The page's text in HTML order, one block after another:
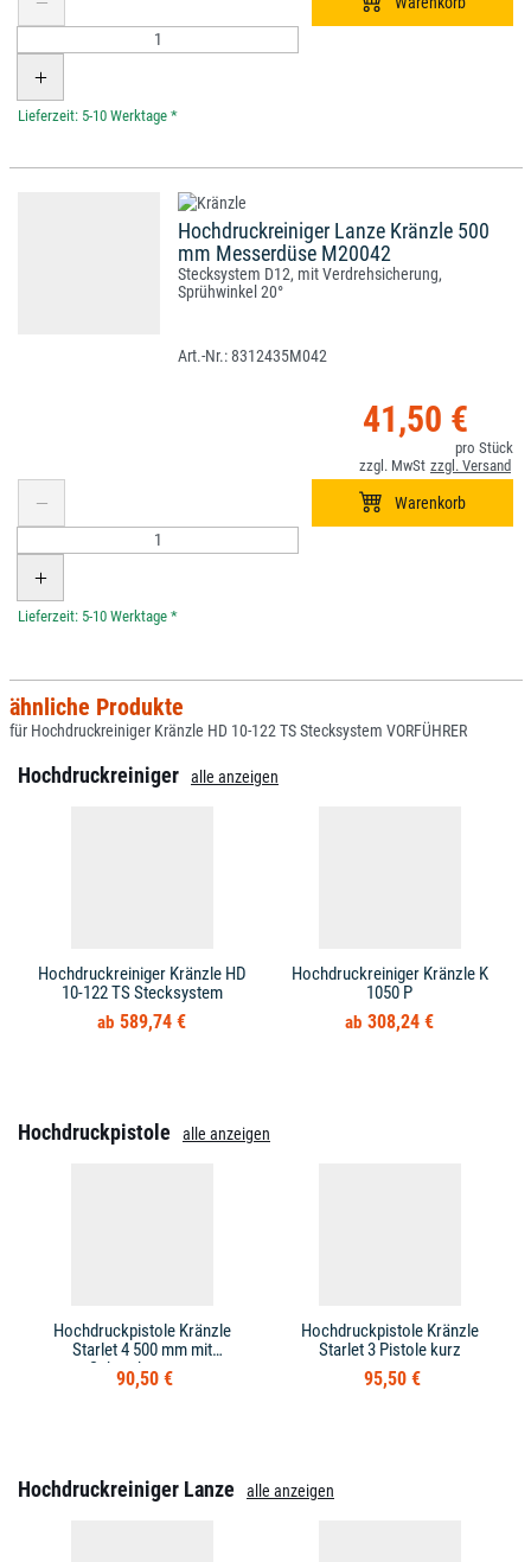
*
Hochdruckreiniger Lanze Kränzle 500
mm Messerdüse M20042
Stecksystem D12, mit Verdrehsicherung,
Sprühwinkel 20°
8312435M042
41,50 €
*
ähnliche Produkte
für Hochdruckreiniger Kränzle HD 10-122 TS Stecksystem VORFÜHRER
Hochdruckreiniger alle anzeigen
Hochdruckreiniger Kränzle HD
10-122 TS Stecksystem
589,74 €
Hochdruckreiniger Kränzle K
1050 P
308,24 €
Hochdruckpistole alle anzeigen
Hochdruckpistole Kränzle
Starlet 4 500 mm mit
Schraubsystem
90,50 €
Hochdruckpistole Kränzle
Starlet 3 Pistole kurz
95,50 €
Hochdruckreiniger Lanze alle anzeigen